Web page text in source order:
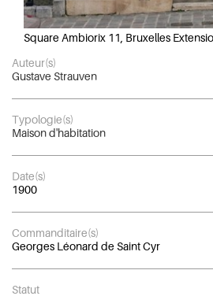
Square Ambiorix 11, Bruxelles
Auteur(s)
Gustave Strauven
Typologie(s)
Maison d'habitation
Date(s)
1900
Commanditaire(s)
Georges Léonard de Saint Cyr
Statut